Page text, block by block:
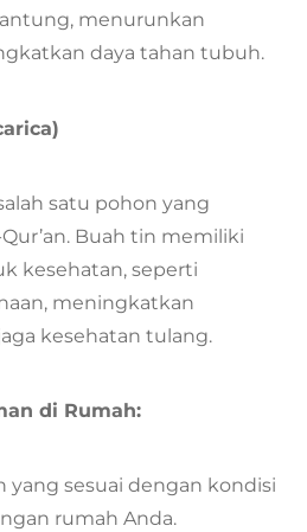
menurunkan
daya tahan tubuh.
satu pohon yang
Buah tin memiliki
kesehatan, seperti
meningkatkan
kesehatan tulang.
di Rumah:
yang sesuai dengan kondisi
rumah Anda.